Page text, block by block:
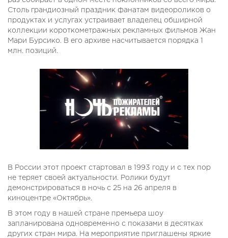
Столь грандиозный праздник фанатам видеороликов о
продуктах и услугах устраивает владелец обширной
коллекции короткометражных рекламных фильмов Жан
Мари Бурсико. В его архиве насчитывается порядка 1
млн. позиций.
В России этот проект стартовал в 1993 году и с тех пор
не теряет своей актуальности. Ролики будут
демонстрироваться в ночь с 25 на 26 апреля в
киноцентре «Октябрь».
В этом году в нашей стране премьера шоу
запланирована одновременно с показами в десятках
других стран мира. На мероприятие приглашены яркие